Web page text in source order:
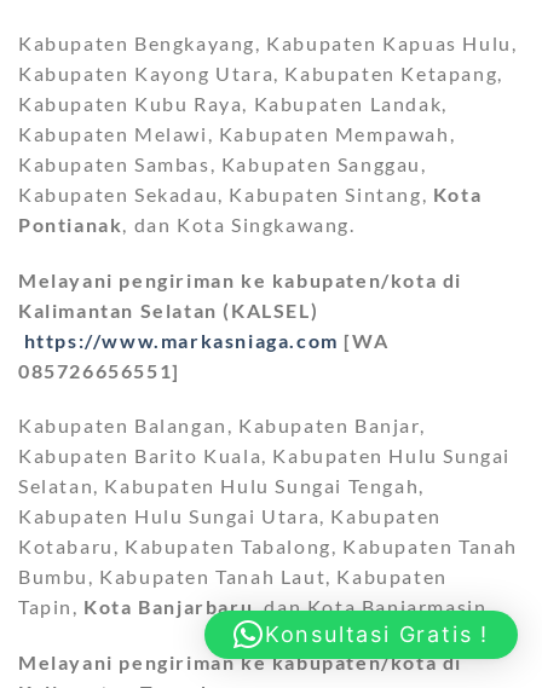
Kabupaten Bengkayang, Kabupaten Kapuas Hulu,
Kabupaten Kayong Utara, Kabupaten Ketapang,
Kabupaten Kubu Raya, Kabupaten Landak,
Kabupaten Melawi, Kabupaten Mempawah,
Kabupaten Sambas, Kabupaten Sanggau,
Kabupaten Sekadau, Kabupaten Sintang, Kota
Pontianak
, dan Kota Singkawang.
Melayani pengiriman ke kabupaten/kota di
Kalimantan Selatan (KALSEL)
https://www.markasniaga.com [WA
085726656551]
Kabupaten Balangan, Kabupaten Banjar,
Kabupaten Barito Kuala, Kabupaten Hulu Sungai
Selatan, Kabupaten Hulu Sungai Tengah,
Kabupaten Hulu Sungai Utara, Kabupaten
Kotabaru, Kabupaten Tabalong, Kabupaten Tanah
Bumbu, Kabupaten Tanah Laut, Kabupaten
Tapin, Kota Banjarbaru, dan Kota Banjarmasin.
Melayani pengiriman ke kabupaten/kota di
Konsultasi Gratis !